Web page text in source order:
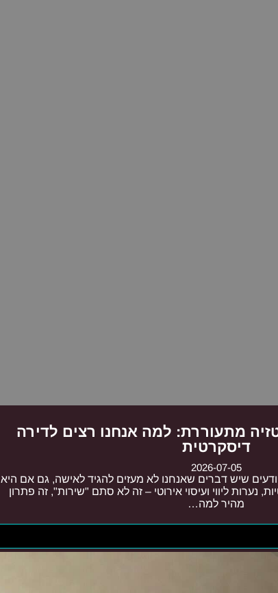
מתעוררת: למה אנחנו רצים לדירה
דיסקרטית
2026-07-05
יודעים שיש דברים שאנחנו לא מעזים להגיד לאישה, גם אם היא
נערות ליווי ועיסוי אירוטי – זה לא סתם "שירות", זה פתרון
מהיר למה…
ערב